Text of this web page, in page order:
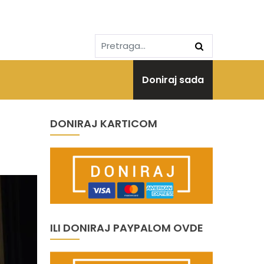
Doniraj sada
DONIRAJ KARTICOM
ILI DONIRAJ PAYPALOM OVDE